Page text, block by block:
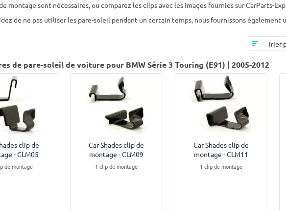
montage sont nécessaires, ou comparez les clips avec les images fournies sur CarParts-
de ne pas utiliser les pare-soleil pendant un certain temps, nous fournissons également
de pare-soleil de voiture pour BMW Série 3 Touring (E91) | 2005-2012
clip de
- CLM05
de montage
Car Shades clip de
montage - CLM09
1 clip de montage
Car Shades clip de
montage - CLM11
1 clip de montage